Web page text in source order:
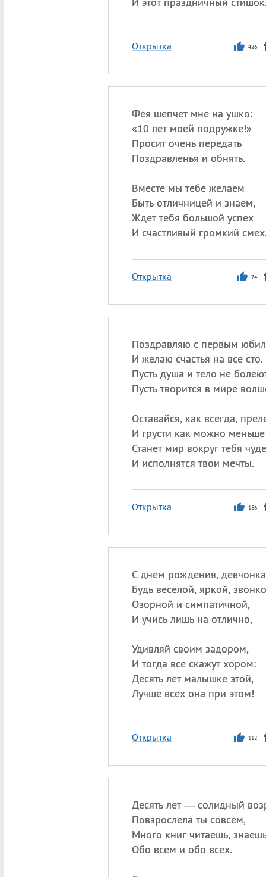
Открытка 426
Фея шепчет мне на ушко:
«10 лет моей подружке!»
Просит очень передать
Поздравленья и обнять.
Вместе мы тебе желаем
Быть отличницей и знаем,
Ждет тебя большой успех
И счастливый громкий
Открытка 74
Поздравляю с первым
И желаю счастья на все сто.
Пусть душа и тело не
Пусть творится в мире
Оставайся, как всегда,
И грусти как можно
Станет мир вокруг тебя
И исполнятся твои мечты.
Открытка 186
С днем рождения,
Будь веселой, яркой,
Озорной и симпатичной,
И учись лишь на отлично,
Удивляй своим задором,
И тогда все скажут хором:
Десять лет малышке этой,
Лучше всех она при этом!
Открытка 112
Десять лет — солидный
Повзрослела ты совсем,
Много книг читаешь,
Обо всем и обо всех.